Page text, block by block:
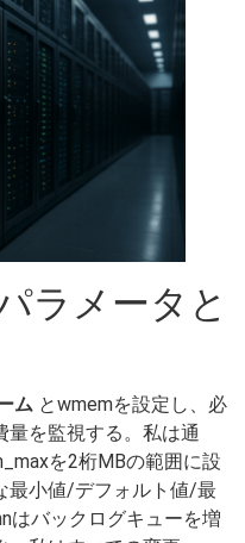
ラメータと
ム とwmemを設定し、必
量を監視する。私は通
を2桁MBの範囲に設
最小値/デフォルト値/最
はバックログキューを増